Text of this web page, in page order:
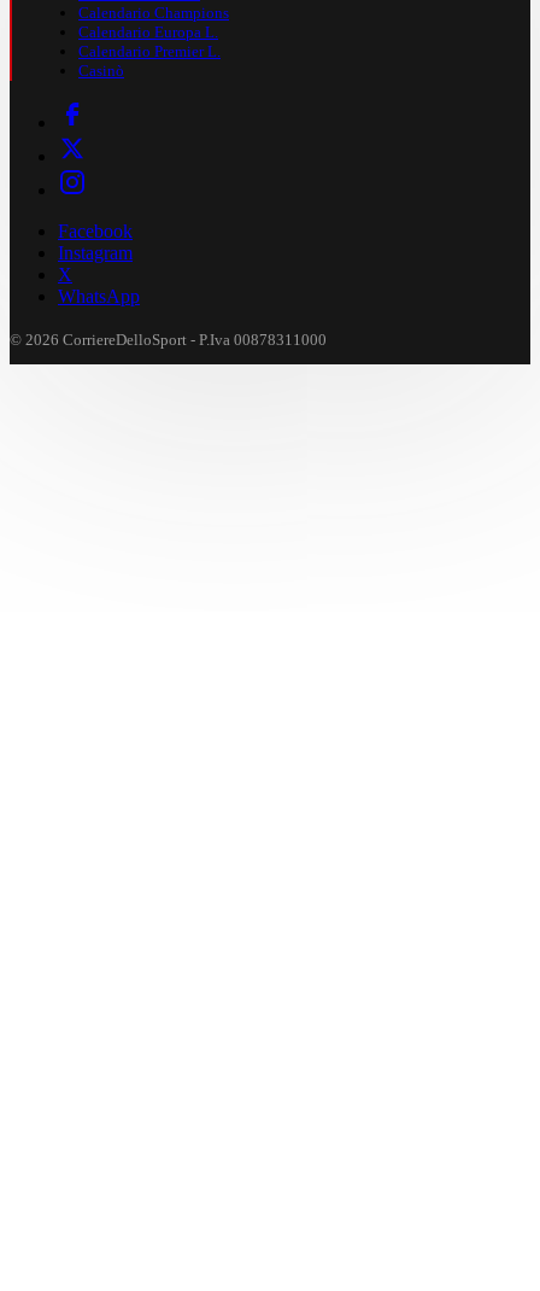
Calendario Champions
Calendario Europa L.
Calendario Premier L.
Casinò
Facebook
Instagram
X
WhatsApp
© 2026 CorriereDelloSport - P.Iva 00878311000